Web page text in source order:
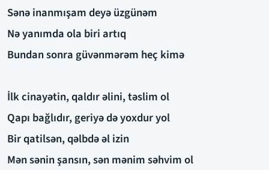
Sənə inanmışam deyə üzgünəm
Nə yanımda ola biri artıq
Bundan sonra güvənmərəm heç kimə
İlk cinayətin, qaldır əlini, təslim ol
Qapı bağlıdır, geriyə də yoxdur yol
Bir qatilsən, qəlbdə əl izin
Mən sənin şansın, sən mənim səhvim ol